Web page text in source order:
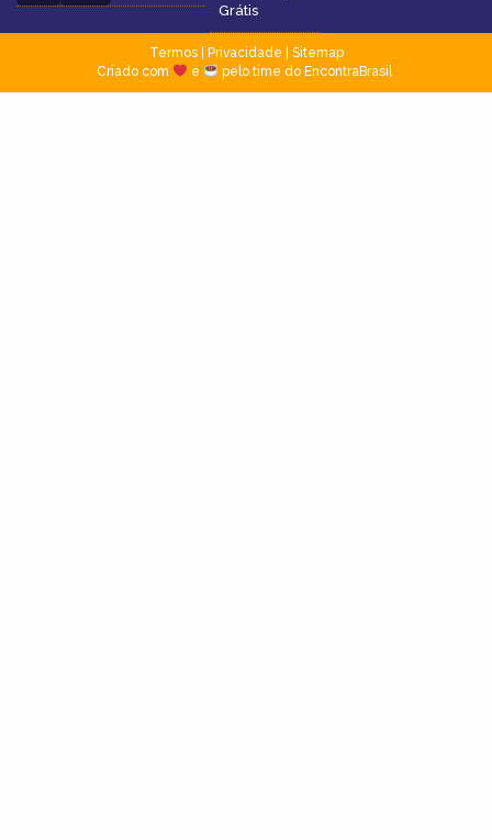
Grátis
Termos| Privacidade
Sitemap
Criado com
e pelo time do EncontraBrasil